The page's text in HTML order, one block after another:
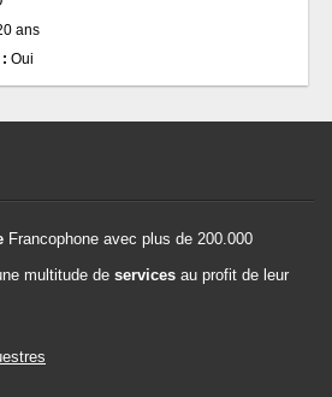
ans
Oui
Francophone avec plus de 200.000
multitude de services au profit de leur